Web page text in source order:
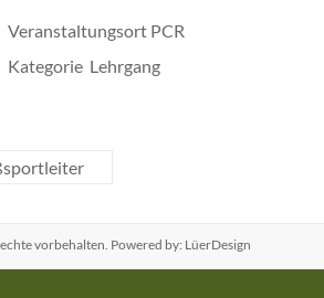
Veranstaltungsort PCR
Kategorie Lehrgang
vorbehalten. Powered by: LüerDesign